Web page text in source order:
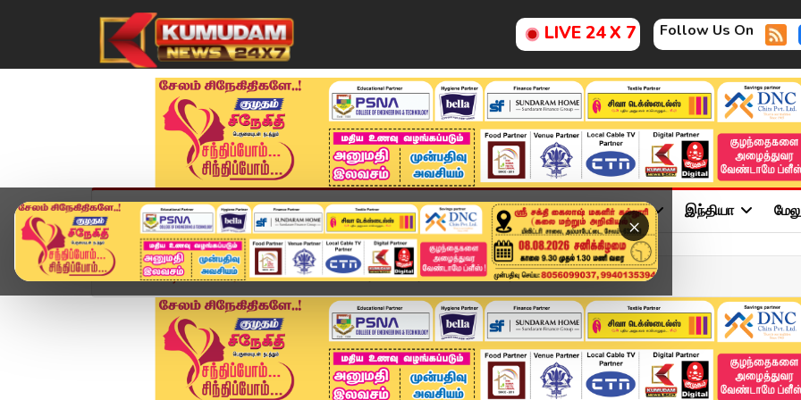
LIVE 24 X 7 Follow Us On
×
முகப்பு விளையாட்டு அண்மை தமிழ்நாடு சினிமா அரசியல் விளையாட்டு இந்தியா
Home வீடியோ ஸ்டோரி TVK MLA-விடம் பேரம் - 6 பேரிடம் போலீஸ் விசாரிக்...